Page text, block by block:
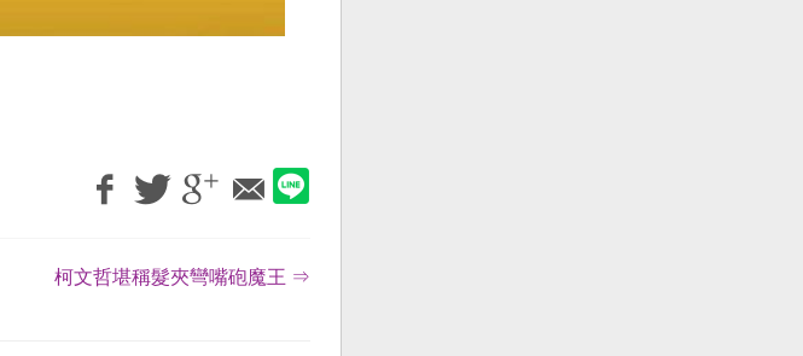
柯文哲堪稱髮夾彎嘴砲魔王 ⇒